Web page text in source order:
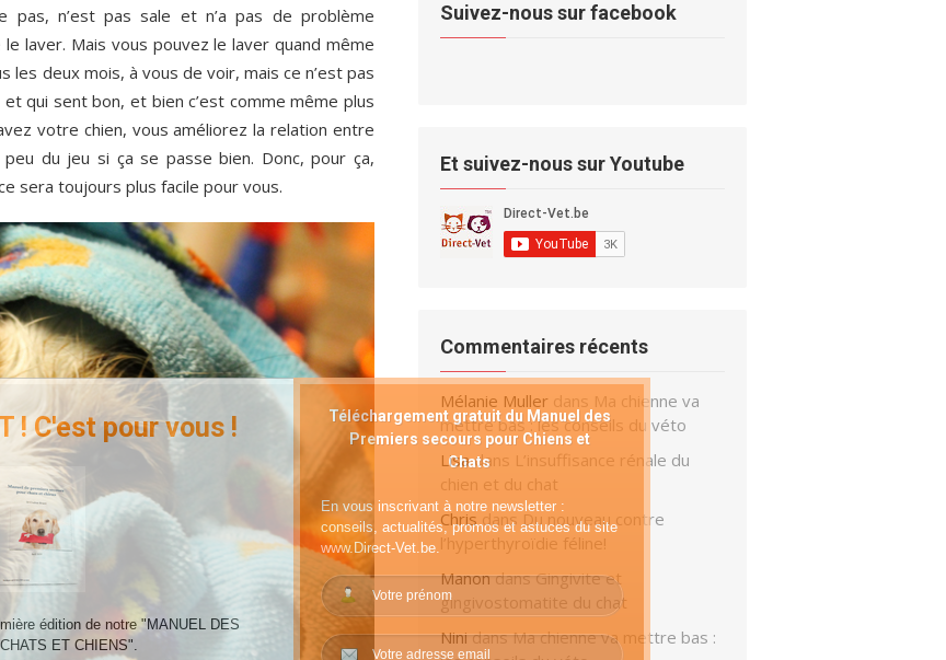
pas, n’est pas sale et n’a pas de problème
laver. Mais vous pouvez le laver quand même
deux mois, à vous de voir, mais ce n’est pas
qui sent bon, et bien c’est comme même plus
votre chien, vous améliorez la relation entre
du jeu si ça se passe bien. Donc, pour ça,
sera toujours plus facile pour vous.
Suivez-nous sur facebook
Et suivez-nous sur Youtube
Commentaires récents
Mélanie Muller dans Ma chienne va
mettre bas : les conseils du véto
Lisadans L’insuffisance rénale du
chien et du chat
ChrisdansDu nouveau contre
l’hyperthyroïdie féline!
ManondansGingivite et
gingivostomatite du chat
NinidansMa chienne va mettre bas :
! C'est pour vous !
édition de notre "MANUEL DES
ET CHIENS".
Téléchargement gratuit du Manuel des
Premiers secours pour Chiens et
Chats
En vous inscrivant à notre newsletter :
conseils, actualités, promos et astuces du site
www.Direct-Vet.be.